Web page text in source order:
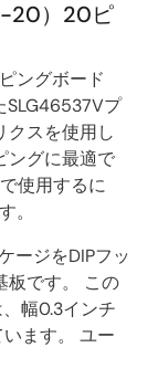
20）20ピ
ングボード
SLG46537Vプ
クスを使用し
ングに最適で
使用するに
。
ージをDIPフッ
板です。 この
幅0.3インチ
ます。 ユー